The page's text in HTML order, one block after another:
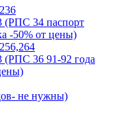
(РПС 34 паспорт
-50% от цены)
(РПС 36 91-92 года
не нужны)